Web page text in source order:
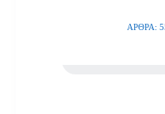
ΆΡΘΡΑ: